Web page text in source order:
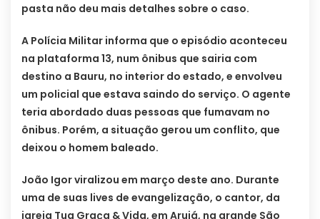
pasta não deu mais detalhes sobre o caso.
A Polícia Militar informa que o episódio aconteceu
na plataforma 13, num ônibus que sairia com
destino a Bauru, no interior do estado, e envolveu
um policial que estava saindo do serviço. O agente
teria abordado duas pessoas que fumavam no
ônibus. Porém, a situação gerou um conflito, que
deixou o homem baleado.
João Igor viralizou em março deste ano. Durante
uma de suas lives de evangelização, o cantor, da
igreja Tua Graça & Vida, em Arujá, na grande São